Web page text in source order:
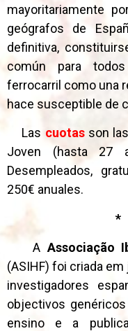
mayoritariamente
geógrafos de
definitiva,
común para
ferrocarril como una
hace susceptible de
Las cuotas son
Joven (hasta 27
Desempleados,
250€ anuales.
A Associação
(ASIHF) foi criada
investigadores
objectivos
ensino e a